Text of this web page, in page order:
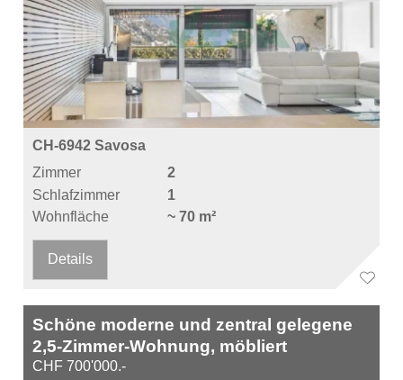
CH-6942 Savosa
Zimmer
2
Schlafzimmer
1
Wohnfläche
~ 70 m²
Details
Schöne moderne und zentral gelegene
2,5-Zimmer-Wohnung, möbliert
CHF 700'000.-